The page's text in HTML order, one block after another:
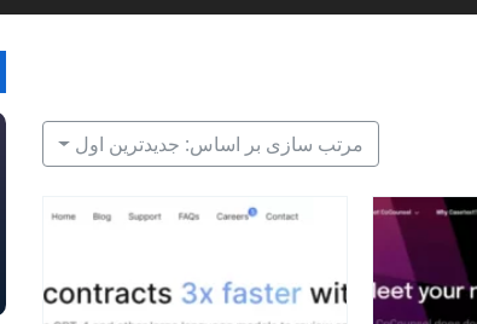
مرتب سازی بر اساس: جدیدترین اول